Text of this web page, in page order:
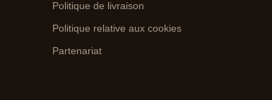
Politique de livraison
Politique relative aux cookies
Partenariat